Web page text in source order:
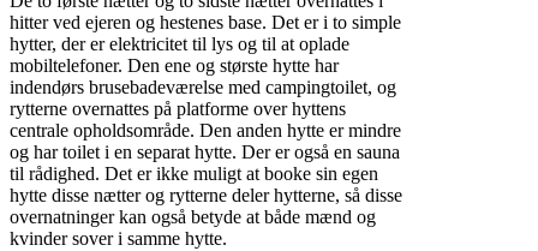
hitter ved ejeren og hestenes base. Det er i to simple
hytter, der er elektricitet til lys og til at oplade
mobiltelefoner. Den ene og største hytte har
indendørs brusebadeværelse med campingtoilet, og
rytterne overnattes på platforme over hyttens
centrale opholdsområde. Den anden hytte er mindre
og har toilet i en separat hytte. Der er også en sauna
til rådighed. Det er ikke muligt at booke sin egen
hytte disse nætter og rytterne deler hytterne, så disse
overnatninger kan også betyde at både mænd og
kvinder sover i samme hytte.